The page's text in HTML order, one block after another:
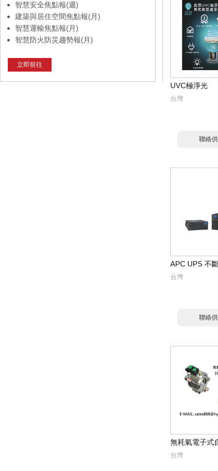
智慧安全焦點報(週)
建築與居住空間焦點報(月)
智慧運輸焦點報(月)
智慧防火防災趨勢報(月)
立即前往
UVC極淨光
台灣
聯絡
APC UPS 不
台灣
聯絡
無耗氣電子式
台灣